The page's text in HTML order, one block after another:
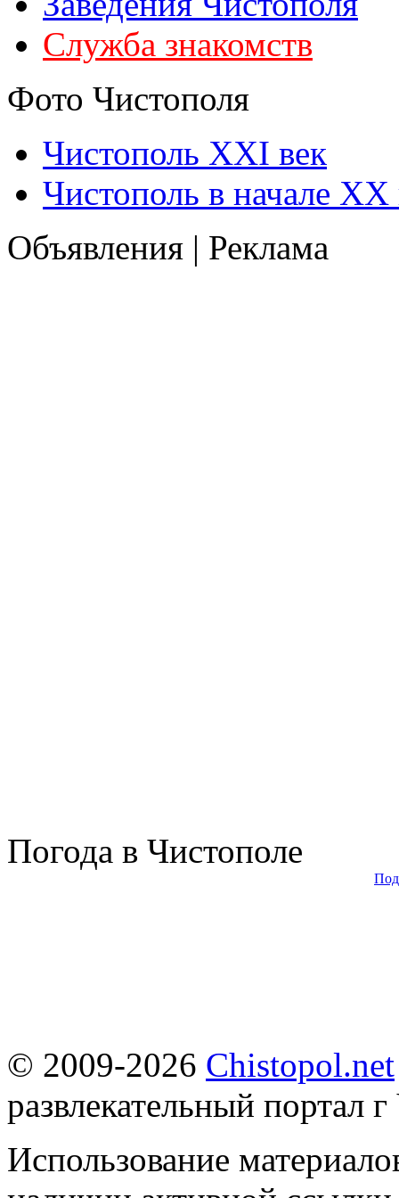
Служба знакомств
Фото Чистополя
Чистополь XXI век
Чистополь в начале XX
Объявления | Реклама
Погода в Чистополе
© 2009-2026 Chistopol.net
развлекательный портал
Использование